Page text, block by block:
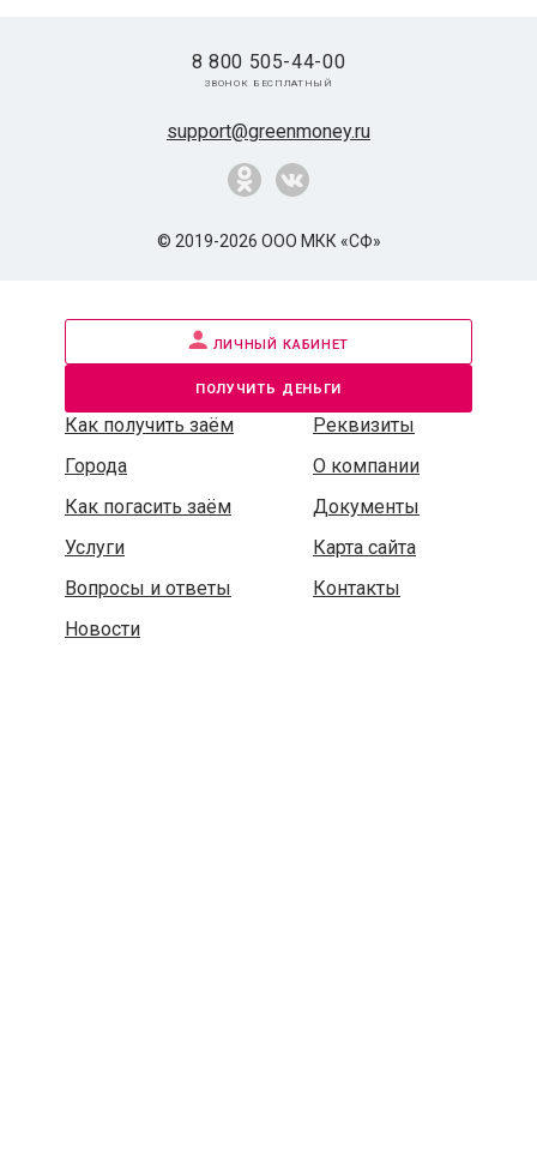
© 2019-2026 ООО МКК «СФ»
support@greenmoney.ru
8 800 505-44-00
звонок бесплатный
личный кабинет
получить деньги
Как получить заём
Реквизиты
Города
О компании
Как погасить заём
Документы
Услуги
Карта сайта
Вопросы и ответы
Контакты
Новости